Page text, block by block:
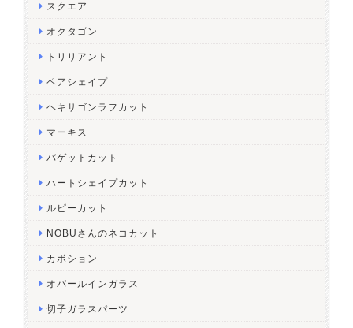
スクエア
オクタゴン
トリリアント
ペアシェイプ
ヘキサゴンラフカット
マーキス
バゲットカット
ハートシェイプカット
ルピーカット
NOBUさんのネコカット
カボション
オパールインガラス
切子ガラスパーツ